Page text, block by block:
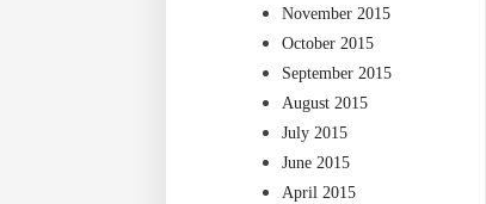
November 2015
October 2015
September 2015
August 2015
July 2015
June 2015
April 2015